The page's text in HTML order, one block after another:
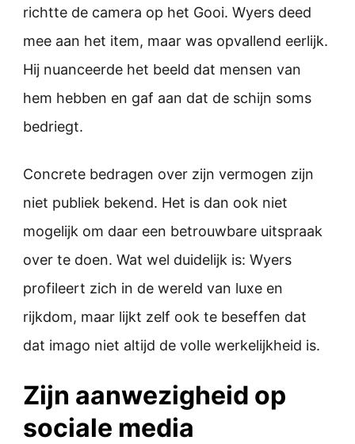
richtte de camera op het Gooi. Wyers deed
mee aan het item, maar was opvallend eerlijk.
Hij nuanceerde het beeld dat mensen van
hem hebben en gaf aan dat de schijn soms
bedriegt.
Concrete bedragen over zijn vermogen zijn
niet publiek bekend. Het is dan ook niet
mogelijk om daar een betrouwbare uitspraak
over te doen. Wat wel duidelijk is: Wyers
profileert zich in de wereld van luxe en
rijkdom, maar lijkt zelf ook te beseffen dat
dat imago niet altijd de volle werkelijkheid is.
Zijn aanwezigheid op
sociale media